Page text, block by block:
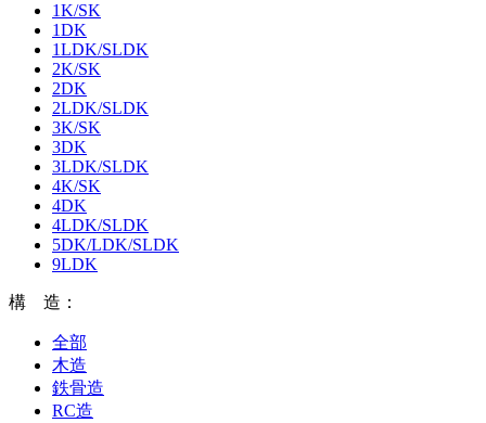
1K/SK
1DK
1LDK/SLDK
2K/SK
2DK
2LDK/SLDK
3K/SK
3DK
3LDK/SLDK
4K/SK
4DK
4LDK/SLDK
5DK/LDK/SLDK
9LDK
構 造：
全部
木造
鉄骨造
RC造